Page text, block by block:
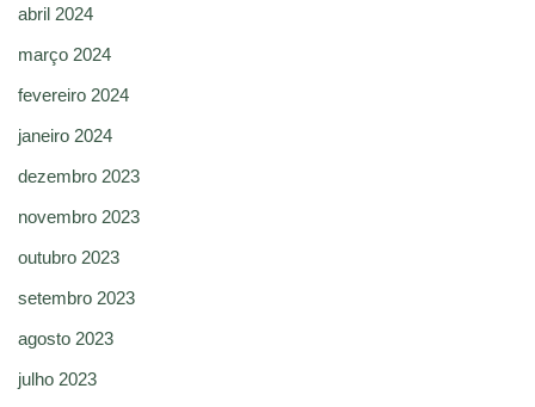
abril 2024
março 2024
fevereiro 2024
janeiro 2024
dezembro 2023
novembro 2023
outubro 2023
setembro 2023
agosto 2023
julho 2023